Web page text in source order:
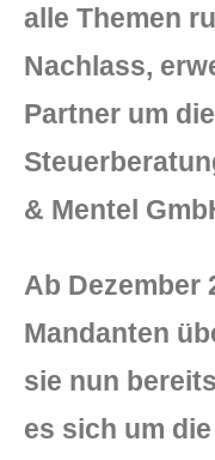
alle Themen
Nachlass,
Partner um die
& Mentel
Ab Dezember
Mandanten
sie nun
es sich um